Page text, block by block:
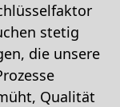
stetig
die unsere
Qualität